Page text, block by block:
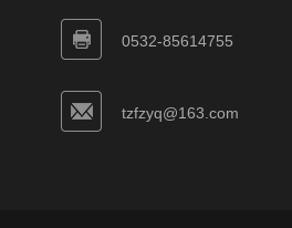
0532-85614755
tzfzyq@163.com